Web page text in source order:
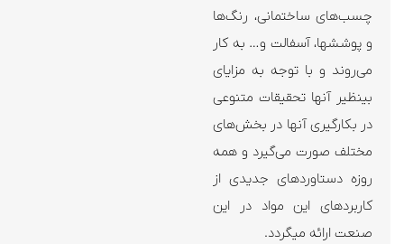
چسب‌های ساختمانی، رنگ‌ها
و پوشش­ها، آسفالت و… به کار
می‌روند و با توجه به مزایای
بی­نظیر آنها تحقیقات متنوعی
در بکارگیری آنها در بخش‌های
مختلف صورت می‌گیرد و همه
روزه دستاوردهای جدیدی از
کاربردهای این مواد در این
صنعت ارائه می­گردد.